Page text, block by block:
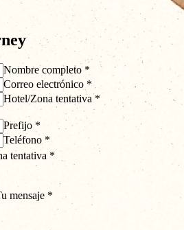
Nombre completo *
Correo electrónico *
Hotel/Zona tentativa *
Prefijo *
Teléfono *
tentativa *
mensaje *